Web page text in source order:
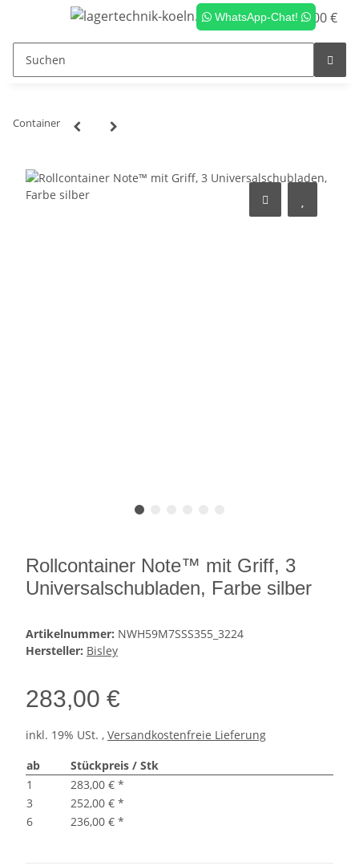
WhatsApp-Chat! 0,00 €
Container
Rollcontainer Note™ mit Griff, 3
Universalschubladen, Farbe silber
Artikelnummer: NWH59M7SSS355_3224
Hersteller: Bisley
283,00 €
inkl. 19% USt. , Versandkostenfreie Lieferung
ab
Stückpreis / Stk
1
283,00 € *
3
252,00 € *
6
236,00 € *